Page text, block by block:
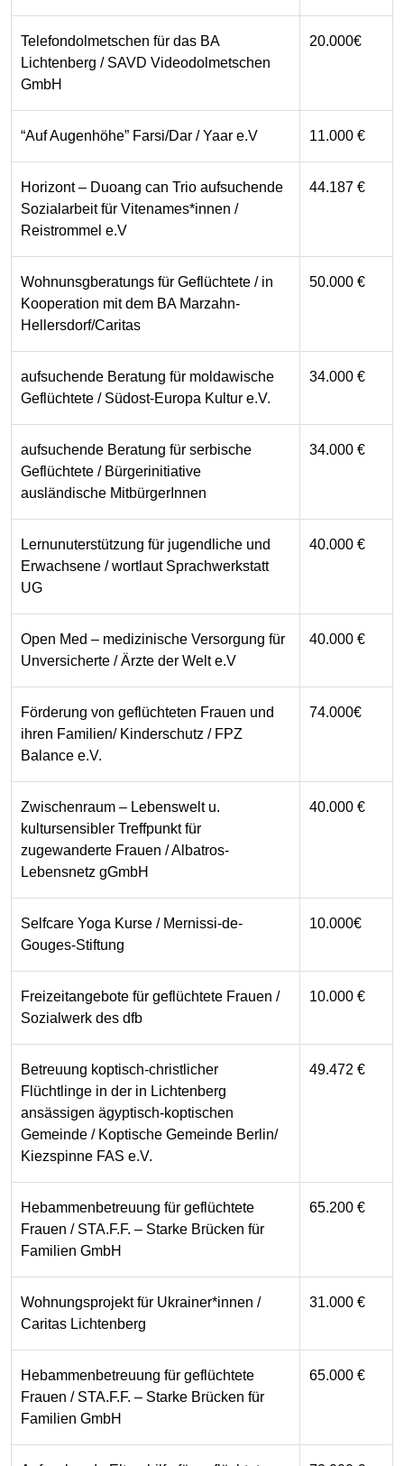
Telefondolmetschen für das BA
Lichtenberg / SAVD Videodolmetschen
GmbH
20.000€
“Auf Augenhöhe” Farsi/Dar / Yaar e.V 11.000 €
Horizont – Duoang can Trio aufsuchende
Sozialarbeit für Vitenames*innen /
Reistrommel e.V
44.187 €
Wohnunsgberatungs für Geflüchtete / in
Kooperation mit dem BA Marzahn-
Hellersdorf/Caritas
50.000 €
aufsuchende Beratung für moldawische
Geflüchtete / Südost-Europa Kultur e.V.
34.000 €
aufsuchende Beratung für serbische
Geflüchtete / Bürgerinitiative
ausländische MitbürgerInnen
34.000 €
Lernunuterstützung für jugendliche und
Erwachsene / wortlaut Sprachwerkstatt
UG
40.000 €
Open Med – medizinische Versorgung für
Unversicherte / Ärzte der Welt e.V
40.000 €
Förderung von geflüchteten Frauen und
ihren Familien/ Kinderschutz / FPZ
Balance e.V.
74.000€
Zwischenraum – Lebenswelt u.
kultursensibler Treffpunkt für
zugewanderte Frauen / Albatros-
Lebensnetz gGmbH
40.000 €
Selfcare Yoga Kurse / Mernissi-de-
Gouges-Stiftung
10.000€
Freizeitangebote für geflüchtete Frauen /
Sozialwerk des dfb
10.000 €
Betreuung koptisch-christlicher
Flüchtlinge in der in Lichtenberg
ansässigen ägyptisch-koptischen
Gemeinde / Koptische Gemeinde Berlin/
Kiezspinne FAS e.V.
49.472 €
Hebammenbetreuung für geflüchtete
Frauen / STA.F.F. – Starke Brücken für
Familien GmbH
65.200 €
Wohnungsprojekt für Ukrainer*innen /
Caritas Lichtenberg
31.000 €
Hebammenbetreuung für geflüchtete
Frauen / STA.F.F. – Starke Brücken für
Familien GmbH
65.000 €